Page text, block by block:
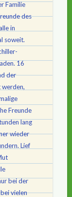
Familie
des
in
soweit.
16
der
werden,
Freunde
lang
wieder
Lief
bei der
vielen